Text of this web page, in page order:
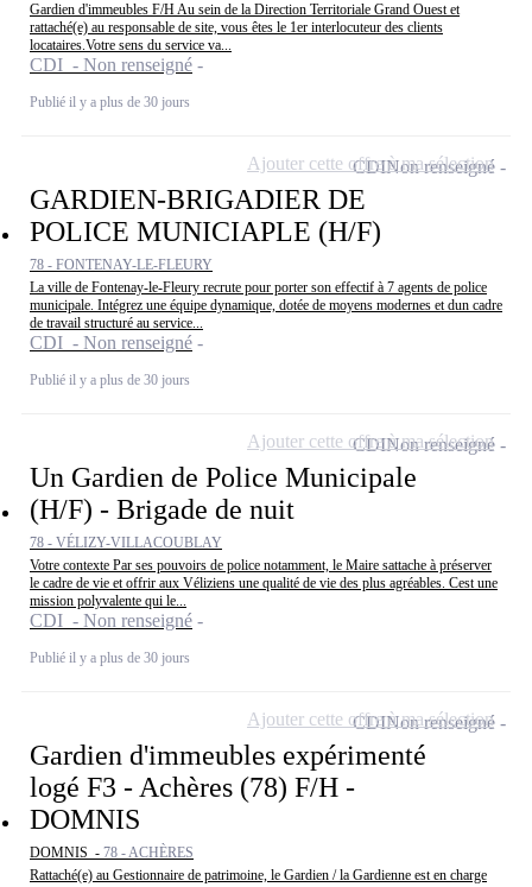
Gardien d'immeubles F/H Au sein de la Direction Territoriale Grand Ouest et
rattaché(e) au responsable de site, vous êtes le 1er interlocuteur des clients
locataires.Votre sens du service va...
CDI - Non renseigné
Publié il y a plus de 30 jours
GARDIEN-BRIGADIER DE
POLICE MUNICIAPLE (H/F)
78 - FONTENAY-LE-FLEURY
La ville de Fontenay-le-Fleury recrute pour porter son effectif à 7 agents de police
municipale. Intégrez une équipe dynamique, dotée de moyens modernes et dun cadre
de travail structuré au service...
CDI - Non renseigné
Publié il y a plus de 30 jours
CDINon renseigné
Ajouter cette offre à ma sélection
Un Gardien de Police Municipale
(H/F) - Brigade de nuit
78 - VÉLIZY-VILLACOUBLAY
Votre contexte Par ses pouvoirs de police notamment, le Maire sattache à préserver
le cadre de vie et offrir aux Véliziens une qualité de vie des plus agréables. Cest une
mission polyvalente qui le...
CDI - Non renseigné
Publié il y a plus de 30 jours
CDINon renseigné
Ajouter cette offre à ma sélection
Gardien d'immeubles expérimenté
logé F3 - Achères (78) F/H -
DOMNIS
DOMNIS - 78 - ACHÈRES
Rattaché(e) au Gestionnaire de patrimoine, le Gardien / la Gardienne est en charge
CDINon renseigné
Ajouter cette offre à ma sélection